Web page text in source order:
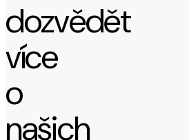
dozvědět
více
o
našich